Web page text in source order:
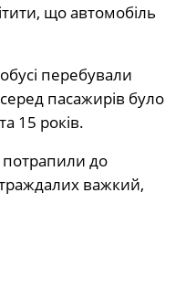
що автомобіль
перебували
пасажирів було
15 років.
потрапили до
важкий,